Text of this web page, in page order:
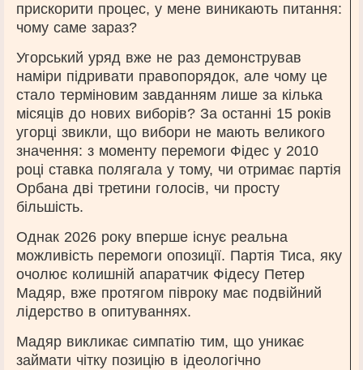
прискорити процес, у мене виникають питання:
чому саме зараз?
Угорський уряд вже не раз демонстрував
наміри підривати правопорядок, але чому це
стало терміновим завданням лише за кілька
місяців до нових виборів? За останні 15 років
угорці звикли, що вибори не мають великого
значення: з моменту перемоги Фідес у 2010
році ставка полягала у тому, чи отримає партія
Орбана дві третини голосів, чи просту
більшість.
Однак 2026 року вперше існує реальна
можливість перемоги опозиції. Партія Тиса, яку
очолює колишній апаратчик Фідесу Петер
Мадяр, вже протягом півроку має подвійний
лідерство в опитуваннях.
Мадяр викликає симпатію тим, що уникає
займати чітку позицію в ідеологічно